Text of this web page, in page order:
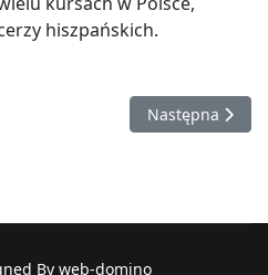
hiszpańskich.
Następna
Następna
By web-domino